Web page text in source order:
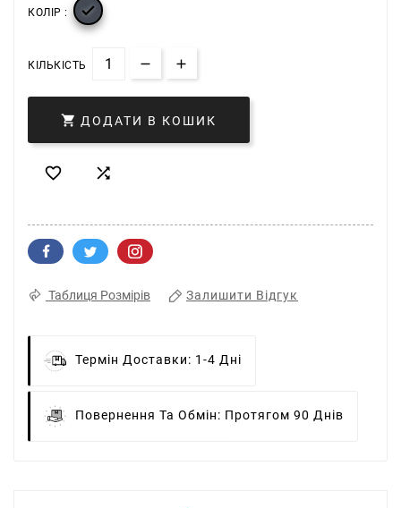
КОЛІР : 
КІЛЬКІСТЬ
 ДОДАТИ В КОШИК
 
Таблиця Розмірів Залишити Відгук
Термін Доставки: 1-4 Дні
Повернення Та Обмін: Протягом 90 Днів